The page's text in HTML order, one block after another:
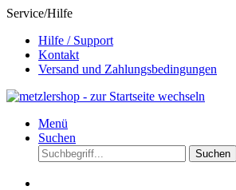
Service/Hilfe
Hilfe / Support
Kontakt
Versand und Zahlungsbedingungen
Menü
Suchen
Suchen